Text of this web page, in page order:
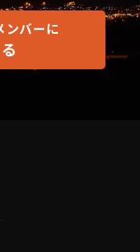
ンバーに